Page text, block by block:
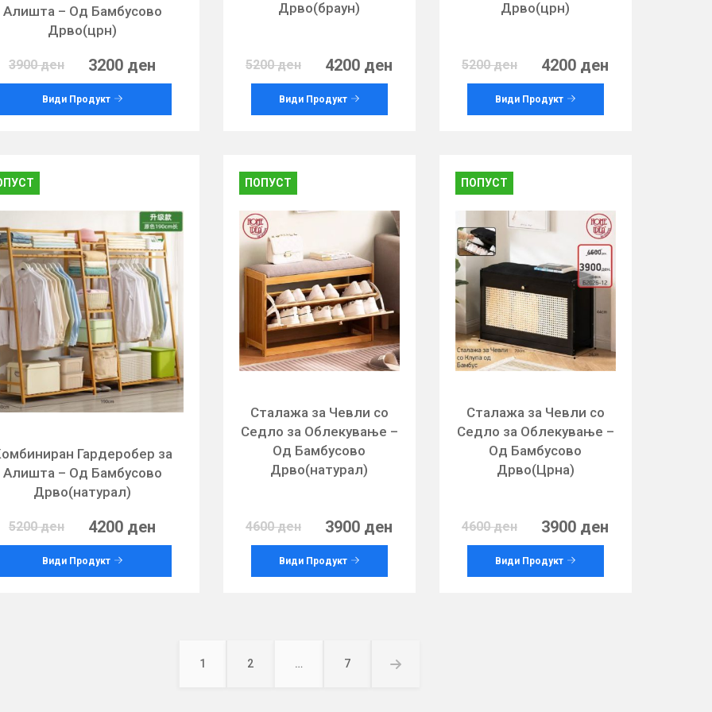
Алишта – Од Бамбусово
Дрво(црн)
3900 ден 3200 ден
Види Продукт
Дрво(браун)
5200 ден 4200 ден
Види Продукт
Дрво(црн)
5200 ден 4200 ден
Види Продукт
Гардеробер за
Алишта – Од Бамбусово
Дрво(натурал)
5200 ден 4200 ден
Види Продукт
ПОПУСТ
Сталажа за Чевли со
Седло за Облекување –
Од Бамбусово
Дрво(натурал)
4600 ден 3900 ден
Види Продукт
ПОПУСТ
Сталажа за Чевли со
Седло за Облекување –
Од Бамбусово
Дрво(Црна)
4600 ден 3900 ден
Види Продукт
pagination
1
2
…
7